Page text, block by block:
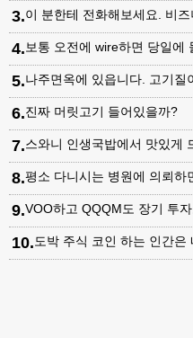
3.이 분한테 전화해보세요. 비
4.보통 오전에 wire하면 당일에
5.나주면옥에 있읍니다. 고기
6.진짜 머릿고기 들어있을까?
7.스와니 인생국밥에서 맛있게
8.평소 다니시는 병원에 의뢰하
9.VOO하고 QQQM도 장기 투
10.도박 주식 코인 하는 인간